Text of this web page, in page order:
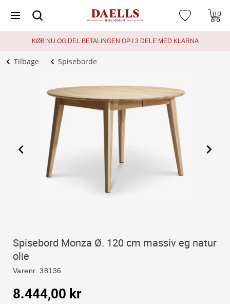
KØB NU OG DEL BETALINGEN OP I 3 DELE MED KLARNA
Tilbage Spiseborde
Spisebord Monza Ø. 120 cm massiv eg natur
olie
Varenr. 38136
8.444,00 kr